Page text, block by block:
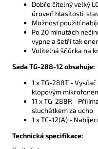
Dobře čitelný velký
úroveň hlasitosti,
Možnost použití
Po 20 minutách
vypne a šetří tak
Volitelná šňůrka na
Sada TG-288-12 obsahuje:
1 x TG-288T -
klopovým
11 x TG-288R -
sluchátkem za ucho
1 x TC-12(A) -
Technická specifikace: